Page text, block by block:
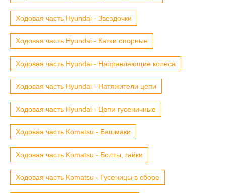
Ходовая часть Hyundai - Звездочки
Ходовая часть Hyundai - Катки опорные
Ходовая часть Hyundai - Направляющие колеса
Ходовая часть Hyundai - Натяжители цепи
Ходовая часть Hyundai - Цепи гусеничные
Ходовая часть Komatsu - Башмаки
Ходовая часть Komatsu - Болты, гайки
Ходовая часть Komatsu - Гусеницы в сборе